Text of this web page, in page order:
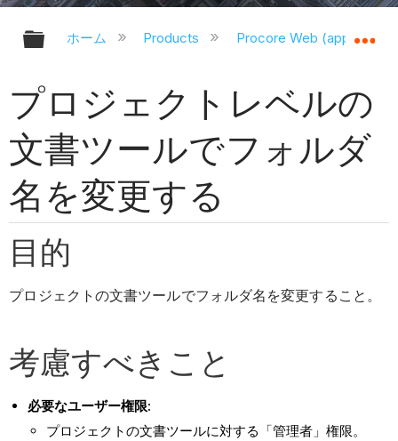
グローバル階層を展開/折りたたむ
ホーム Products Procore Web
プロジェクトレベルの
文書ツールでフォルダ
名を変更する
目的
プロジェクトの文書ツールでフォルダ名を変更すること。
考慮すべきこと
必要なユーザー権限:
プロジェクトの文書ツールに対する「管理者」権限。